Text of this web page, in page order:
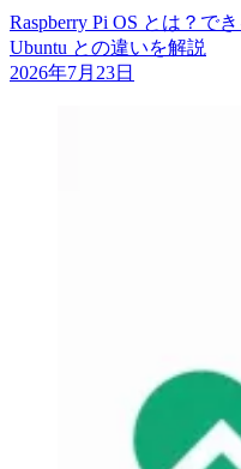
Raspberry Pi OS とは？で
Ubuntu との違いを解説
2026年7月23日